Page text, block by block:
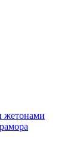
жетонами